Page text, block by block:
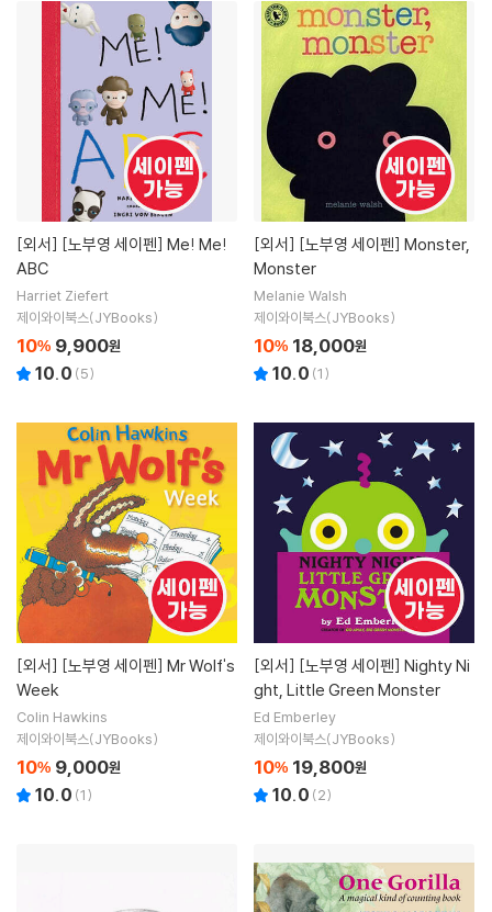
[외서]
ABC
Harriet Ziefert
제이와이북스(JYBooks)
10% 9,900원
10.0 (5)
[외서]
Monster
Melanie Walsh
제이와이북스(JYBooks)
10% 18,000원
10.0 (1)
[외서]
Week
Colin Hawkins
제이와이북스(JYBooks)
10% 9,000원
10.0 (1)
[외서]
ght, Little Green Monster
Ed Emberley
제이와이북스(JYBooks)
10% 19,800원
10.0 (2)